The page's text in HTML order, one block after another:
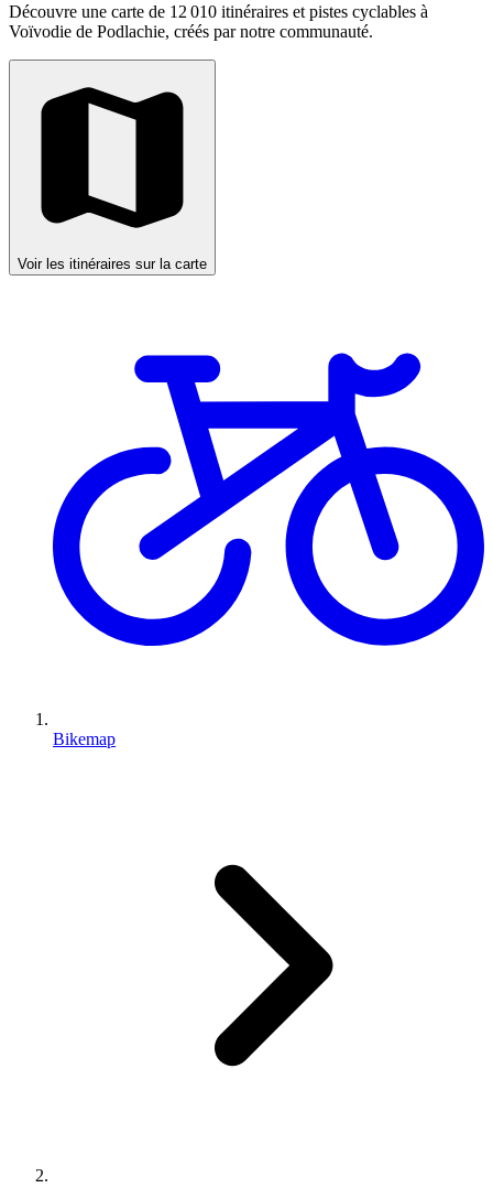
Découvre une carte de 12 010 itinéraires et pistes cyclables à
Voïvodie de Podlachie, créés par notre communauté.
Voir les itinéraires sur la carte
Bikemap